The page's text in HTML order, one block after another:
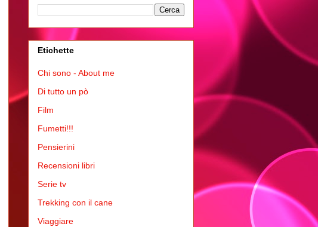
Etichette
Chi sono - About me
Di tutto un pò
Film
Fumetti!!!
Pensierini
Recensioni libri
Serie tv
Trekking con il cane
Viaggiare